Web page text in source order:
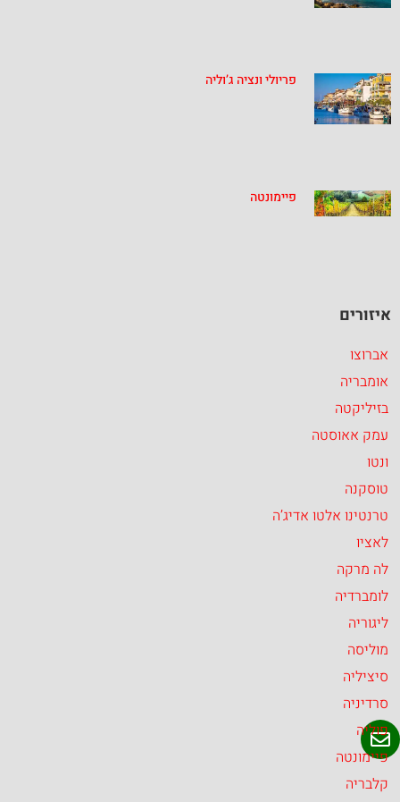
פריולי ונציה ג’וליה
פיימונטה
איזורים
אברוצו
אומבריה
בזיליקטה
עמק אאוסטה
ונטו
טוסקנה
טרנטינו אלטו אדיג’ה
לאציו
לה מרקה
לומברדיה
ליגוריה
מוליסה
סיציליה
סרדיניה
פוליה
פיימונטה
קלבריה